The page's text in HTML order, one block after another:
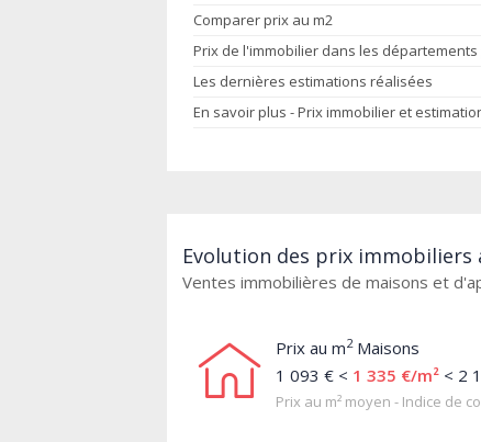
Comparer prix au m2
Prix de l'immobilier dans les
Les dernières estimations réalisées
En savoir plus - Prix immobilier et
Evolution des prix immobiliers
Ventes immobilières de maisons et
Prix au m2Maisons
1 093 € < 1 335 €/m² < 2
Prix au m² moyen - Indice de